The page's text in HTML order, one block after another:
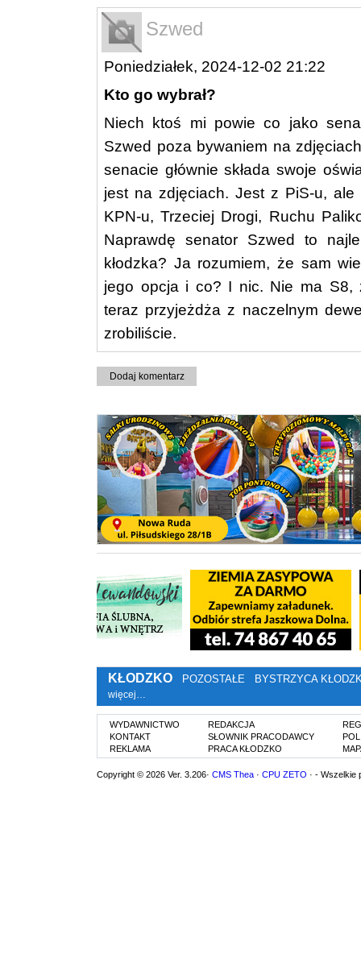
Szwed
Poniedziałek, 2024-12-02 21:22
Kto go wybrał?
Niech ktoś mi powie co jako
Szwed poza bywaniem na
senacie głównie składa swoje
jest na zdjęciach. Jest z PiS-u,
KPN-u, Trzeciej Drogi, Ruchu
Naprawdę senator Szwed to
kłodzka? Ja rozumiem, że sam
jego opcja i co? I nic. Nie ma S8,
teraz przyjeżdża z naczelnym
zrobiliście.
Dodaj komentarz
KŁODZKO POZOSTAŁE BYSTRZYCA
więcej…
WYDAWNICTWO
KONTAKT
REKLAMA
REDAKCJA
SŁOWNIK PRACODAWCY
PRACA KŁODZKO
Copyright © 2026 Ver. 3.206· CMS Thea · CPU ZETO · - Wszelkie